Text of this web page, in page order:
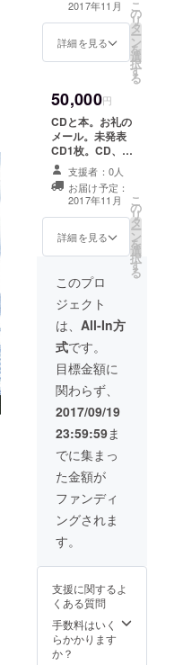
出版記念ライヴ
に２名ご招待。
来られない方に
は、BD-Rまたは
す。
2017年11月
詳細を見る
こ
の
リ
タ
ー
ン
を
選
択
す
る
50,000円
CDと本。お礼の
メール。未発表
CD1枚。CD、
DVD、本から６
つ。お名前をカ
ヴァーに記載。
出版記念ライヴ
に３名ご招待い
たします。来ら
DVD-Rを３枚お
送りいたしま
す。
支援者：0人
お届け予定：
2017年11月
詳細を見る
こ
の
リ
タ
ー
ン
を
選
択
す
る
このプロ
ジェクト
は、 All-In方
式です。
目標金額に
関わらず、
2017/09/19
23:59:59ま
でに集まっ
た金額が
ファンディ
ングされま
す。
支援に関するよ
くある質問
手数料はいく
らかかります
か？